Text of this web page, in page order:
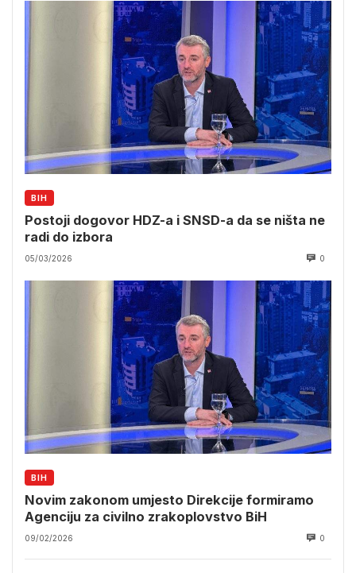
BIH
Postoji dogovor HDZ-a i SNSD-a da se ništa ne
radi do izbora
05/03/2026 0
BIH
Novim zakonom umjesto Direkcije formiramo
Agenciju za civilno zrakoplovstvo BiH
09/02/2026 0